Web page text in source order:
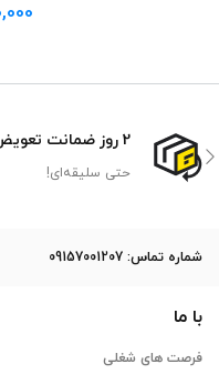
2 روز ضمانت تعویض
حتی سلیقه‌ای!
ﺷﻤﺎره ﺗﻤﺎس: 09157001207
با ما
فرصت های شغلی